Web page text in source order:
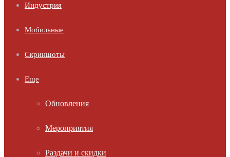
Индустрия
Мобильные
Скриншоты
Еще
Обновления
Мероприятия
Раздачи и скидки